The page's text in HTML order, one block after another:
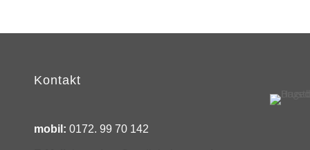
Kontakt
mobil: 0172. 99 70 142